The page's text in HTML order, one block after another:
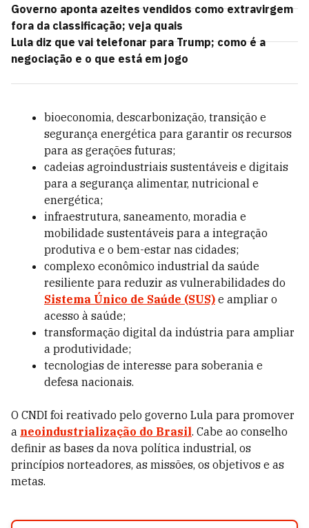
Governo aponta azeites vendidos como extravirgem
fora da classificação; veja quais
Lula diz que vai telefonar para Trump; como é a
negociação e o que está em jogo
bioeconomia, descarbonização, transição e
segurança energética para garantir os recursos
para as gerações futuras;
cadeias agroindustriais sustentáveis e digitais
para a segurança alimentar, nutricional e
energética;
infraestrutura, saneamento, moradia e
mobilidade sustentáveis para a integração
produtiva e o bem-estar nas cidades;
complexo econômico industrial da saúde
resiliente para reduzir as vulnerabilidades do
Sistema Único de Saúde (SUS) e ampliar o
acesso à saúde;
transformação digital da indústria para ampliar
a produtividade;
tecnologias de interesse para soberania e
defesa nacionais.
O CNDI foi reativado pelo governo Lula para promover
a neoindustrialização do Brasil. Cabe ao conselho
definir as bases da nova política industrial, os
princípios norteadores, as missões, os objetivos e as
metas.